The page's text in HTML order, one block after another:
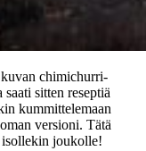
kuvan chimichurri-
sitten reseptiä
kummittelemaan
versioni. Tätä
isollekin joukolle!